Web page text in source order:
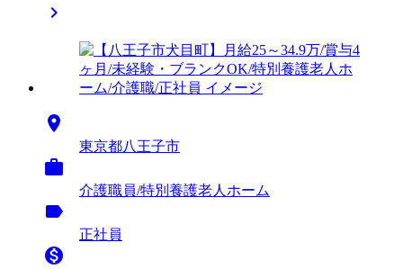


東京都八王子市

介護職員/特別養護老人ホーム
label
正社員
